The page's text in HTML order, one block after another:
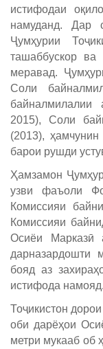
истифодаи
намуданд. Дар
Ҷумҳурии
ташаббускор
меравад.
Соли
2015), Соли
(2013),
барои рушди
Ҳамзамон
узви фаъоли
Комиссияи
Комиссияи
Осиёи Марказӣ
дарназардошти
бояд аз
истифода намояд.
Тоҷикистон
оби дарёҳои
метри мукааб об